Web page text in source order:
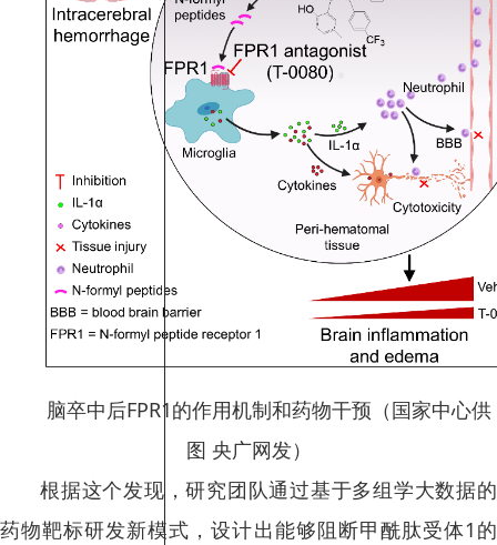
脑卒中后FPR1的作用机制和药物干预（国家中心供
图 央广网发）
根据这个发现，研究团队通过基于多组学大数据的
药物靶标研发新模式，设计出能够阻断甲酰肽受体1的